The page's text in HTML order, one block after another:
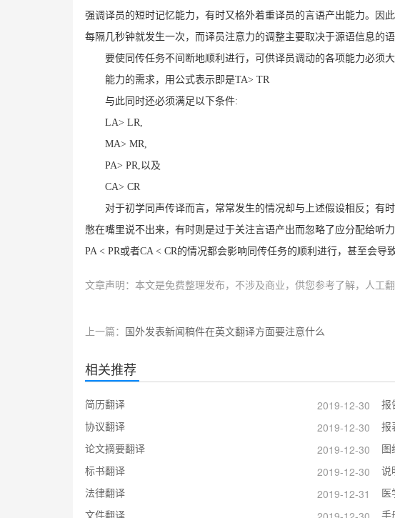
强调译员的短时记忆能力，有时又格外着重译员的言语产出能力。因
每隔几秒钟就发生一次，而译员注意力的调整主要取决于源语信息的
要使同传任务不间断地顺利进行，可供译员调动的各项能力必须
能力的需求，用公式表示即是TA> TR
与此同时还必须满足以下条件:
LA> LR,
MA> MR,
PA> PR,以及
CA> CR
对于初学同声传译而言，常常发生的情况却与上述假设相反；有
憋在嘴里说不出来，有时则是过于关注言语产出而忽略了应分配给听
PA < PR或者CA < CR的情况都会影响同传任务的顺利进行，甚至会导
文章声明：本文是免费整理发布，不涉及商业，供您参考了解，人工翻
上一篇： 国外发表新闻稿件在英文翻译方面要注意什么
相关推荐
简历翻译 2019-12-30 报
协议翻译
2019-12-30 报
论文摘要翻译
2019-12-30 图
标书翻译
2019-12-30 说
法律翻译
2019-12-31 医
文件翻译
手